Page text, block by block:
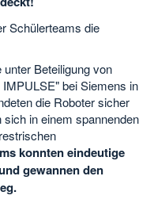
Schülerteams die
Beteiligung von
bei Siemens in
die Roboter sicher
in einem spannenden
konnten eindeutige
gewannen den